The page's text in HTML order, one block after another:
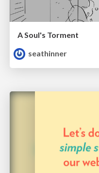
A Soul's Torment
seathinner